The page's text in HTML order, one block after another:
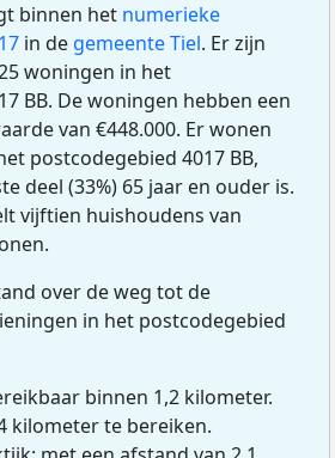
binnen het numerieke
in de gemeente Tiel. Er zijn
woningen in het
BB. De woningen hebben een
van €448.000. Er wonen
postcodegebied 4017 BB,
deel (33%) 65 jaar en ouder is.
vijftien huishoudens van
over de weg tot de
in het postcodegebied
binnen 1,2 kilometer.
kilometer te bereiken.